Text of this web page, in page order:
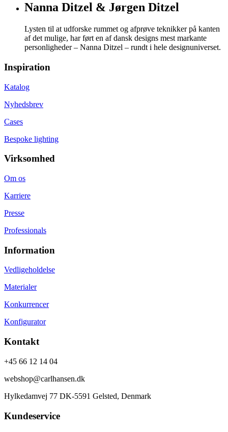
Nanna Ditzel & Jørgen Ditzel
Lysten til at udforske rummet og afprøve teknikker på kanten
af det mulige, har ført en af dansk designs mest markante
personligheder – Nanna Ditzel – rundt i hele designuniverset.
Inspiration
Katalog
Nyhedsbrev
Cases
Bespoke lighting
Virksomhed
Om os
Karriere
Presse
Professionals
Information
Vedligeholdelse
Materialer
Konkurrencer
Konfigurator
Kontakt
+45 66 12 14 04
webshop@carlhansen.dk
Hylkedamvej 77 DK-5591 Gelsted, Denmark
Kundeservice